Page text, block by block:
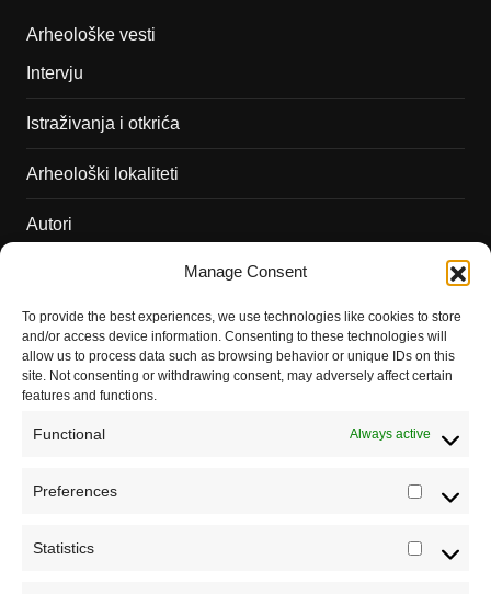
Manage Consent
To provide the best experiences, we use technologies like cookies to store
and/or access device information. Consenting to these technologies will
allow us to process data such as browsing behavior or unique IDs on this
site. Not consenting or withdrawing consent, may adversely affect certain
features and functions.
Functional Always active
Preferences
Statistics
Arheološke vesti
Intervju
Istraživanja i otkrića
Arheološki lokaliteti
Autori
Dešavanja
Kontakt
Misija sajta Sve o arheologiji